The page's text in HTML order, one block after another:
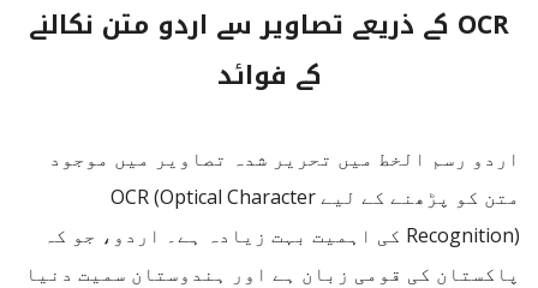
OCR کے ذریعے تصاویر سے اردو متن نکالنے
کے فوائد
اردو رسم الخط میں تحریر شدہ تصاویر میں موجود
متن کو پڑھنے کے لیے OCR (Optical Character
Recognition) کی اہمیت بہت زیادہ ہے۔ اردو، جو کہ
پاکستان کی قومی زبان ہے اور ہندوستان سمیت دنیا